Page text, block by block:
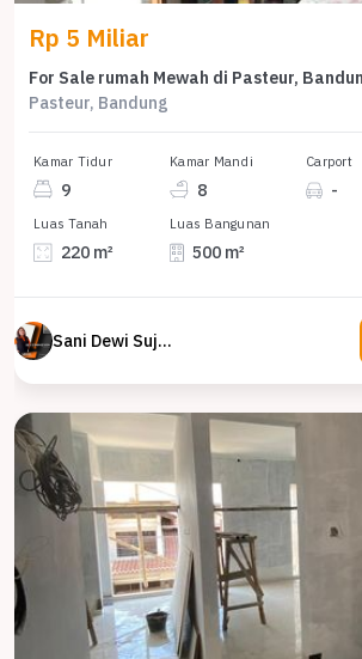
Rp 5 Miliar
For Sale rumah Mewah di Pasteur,
Pasteur, Bandung
Kamar Tidur
9
Kamar Mandi
8
Carport
-
Luas Tanah
220 m²
Luas Bangunan
500 m²
Sani Dewi Sujono